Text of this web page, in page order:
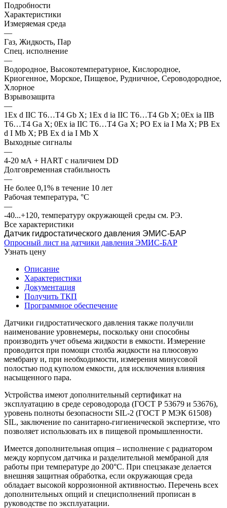
Подробности
Характеристики
Измеряемая среда
—
Газ, Жидкость, Пар
Спец. исполнение
—
Водородное, Высокотемпературное, Кислородное,
Криогенное, Морское, Пищевое, Рудничное, Сероводородное,
Хлорное
Взрывозащита
—
1Ex d IIC T6…T4 Gb X; 1Ex d ia IIC T6…T4 Gb X; 0Ex ia IIB
T6…T4 Ga X; 0Ex ia IIC T6…T4 Ga X; PO Ex ia I Ma X; PB Ex
d I Mb X; PB Ex d ia I Mb X
Выходные сигналы
—
4-20 мА + HART с наличием DD
Долговременная стабильность
—
Не более 0,1% в течение 10 лет
Рабочая температура, °С
—
-40...+120, температуру окружающей среды см. РЭ.
Все характеристики
Датчик гидростатического давления ЭМИС-БАР
Опросный лист на датчики давления ЭМИС-БАР
Узнать цену
Описание
Характеристики
Документация
Получить ТКП
Программное обеспечение
Датчики гидростатического давления также получили
наименование уровнемеры, поскольку они способны
производить учет объема жидкости в емкости. Измерение
проводится при помощи столба жидкости на плюсовую
мембрану и, при необходимости, измерения минусовой
полостью под куполом емкости, для исключения влияния
насыщенного пара.
Устройства имеют дополнительный сертификат на
эксплуатацию в среде сероводорода (ГОСТ Р 53679 и 53676),
уровень полноты безопасности SIL-2 (ГОСТ Р МЭК 61508)
SIL, заключение по санитарно-гигиенической экспертизе, что
позволяет использовать их в пищевой промышленности.
Имеется дополнительная опция – исполнение с радиатором
между корпусом датчика и разделительной мембраной для
работы при температуре до 200°С. При спецзаказе делается
внешняя защитная обработка, если окружающая среда
обладает высокой коррозионной активностью. Перечень всех
дополнительных опций и специсполнений прописан в
руководстве по эксплуатации.